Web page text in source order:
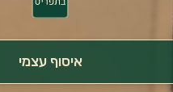
איסוף עצמי